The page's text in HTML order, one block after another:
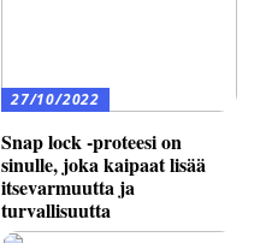
27/10/2022
Snap lock -proteesi on
sinulle, joka kaipaat lisää
itsevarmuutta ja
turvallisuutta